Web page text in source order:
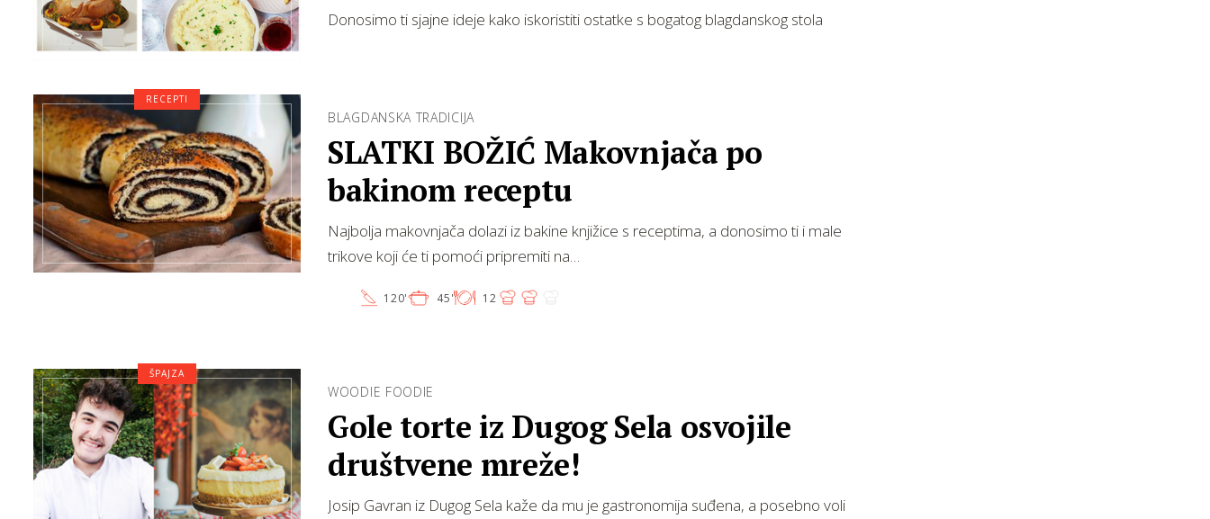
Donosimo ti sjajne ideje kako iskoristiti ostatke s bogatog blagdanskog stola
BLAGDANSKA TRADICIJA
SLATKI BOŽIĆ Makovnjača po
bakinom receptu
Najbolja makovnjača dolazi iz bakine knjižice s receptima, a donosimo ti i male
trikove koji će ti pomoći pripremiti na…
120' 45' 12
RECEPTI
WOODIE FOODIE
Gole torte iz Dugog Sela osvojile
društvene mreže!
Josip Gavran iz Dugog Sela kaže da mu je gastronomija suđena, a posebno voli
ŠPAJZA